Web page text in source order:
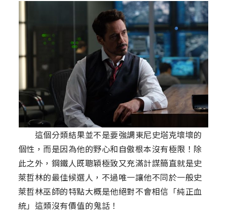
這個分類結果並不是要強調東尼史塔克壞壞的
個性，而是因為他的野心和自傲根本沒有極限！除
此之外，鋼鐵人既聰穎極致又充滿計謀簡直就是史
萊哲林的最佳候選人，不過唯一讓他不同於一般史
萊哲林巫師的特點大概是他絕對不會相信「純正血
統」這類沒有價值的鬼話！